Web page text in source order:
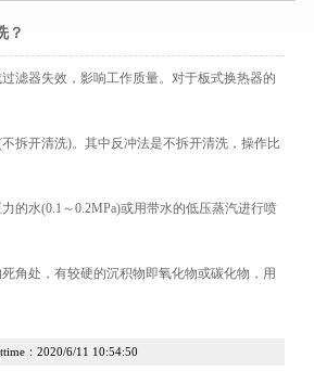
？
滤器失效，影响工作质量。对于板式换热器的
拆开清洗)。其中反冲法是不拆开清洗，操作比
的水(0.1～0.2MPa)或用带水的低压蒸汽进行喷
角处，有较硬的沉积物即氧化物或碳化物，用
：2020/6/11 10:54:50